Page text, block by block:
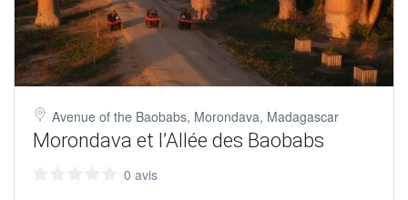
Avenue of the Baobabs, Morondava, Madagascar
Morondava et l’Allée des Baobabs
0 avis